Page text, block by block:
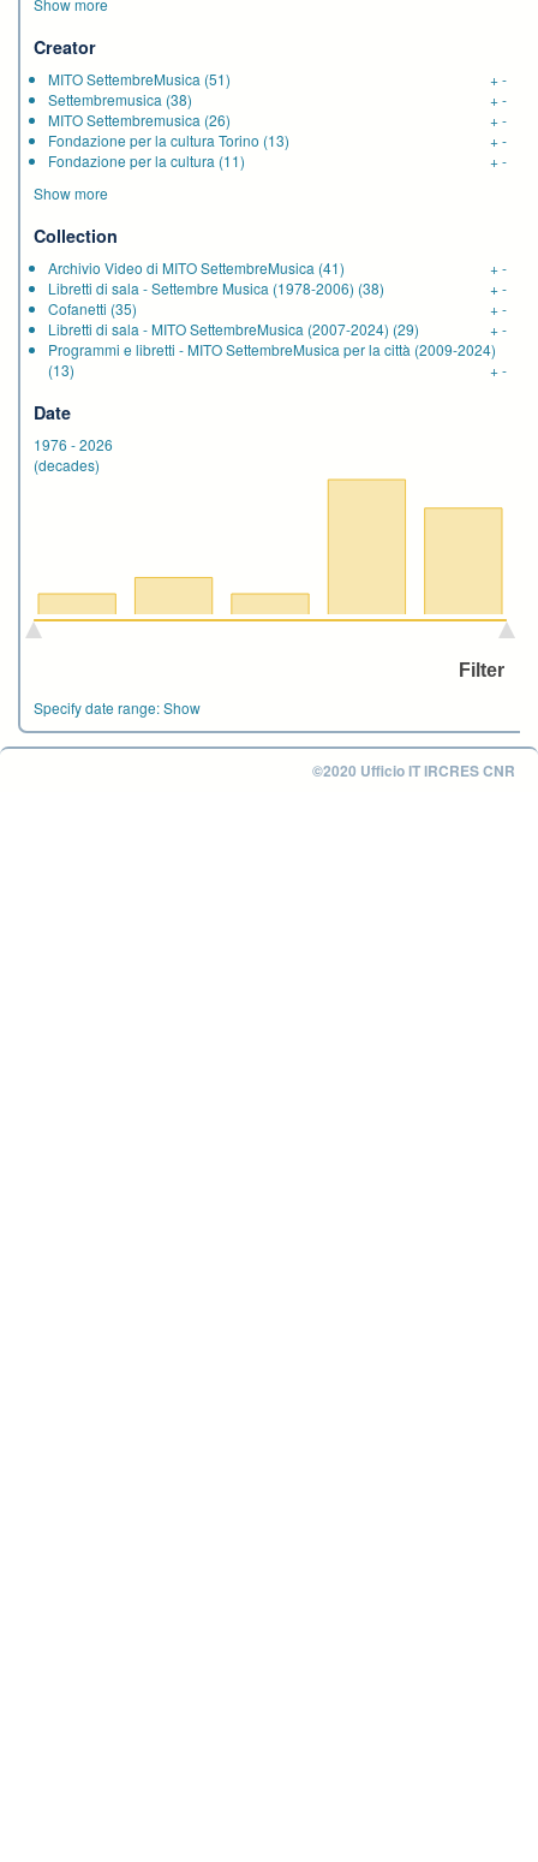
Show more
Creator
MITO SettembreMusica (51) +-
Settembremusica (38) +-
MITO Settembremusica (26) +-
Fondazione per la cultura Torino (13) +-
Fondazione per la cultura (11) +-
Show more
Collection
Archivio Video di MITO SettembreMusica (41) +-
Libretti di sala - Settembre Musica (1978-2006) (38) +-
Cofanetti (35) +-
Libretti di sala - MITO SettembreMusica (2007-2024) (29) +-
Programmi e libretti - MITO SettembreMusica per la città (2009-2024)
(13)
+-
Date
1976 -2026
(decades)
Specify date range:Show
©2020 Ufficio IT IRCRES CNR